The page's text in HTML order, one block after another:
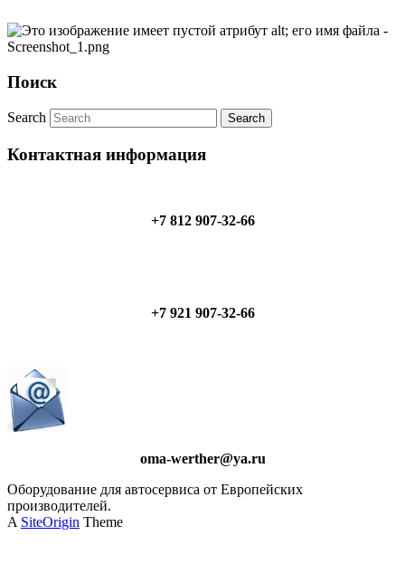
Поиск
Search
Контактная информация
+7 812 907-32-66
+7 921 907-32-66
oma-werther@ya.ru
Оборудование для автосервиса от Европейских
производителей.
A SiteOrigin Theme